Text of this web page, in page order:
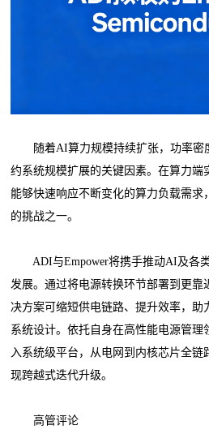
随着AI算力规模持续扩张，功率密
约系统规模扩展的关键因素。在算力端
能够快速响应不断变化的算力负载需求
的挑战之一。
ADI与Empower将携手推动AI及各
发展。通过将电源转换环节部署到更靠
决方案可缩短供电链路、提升效率，助
系统设计。依托自身在高性能电源管
入系统级平台，从电网到内核芯片全
现跨越式迭代升级。
高管评论